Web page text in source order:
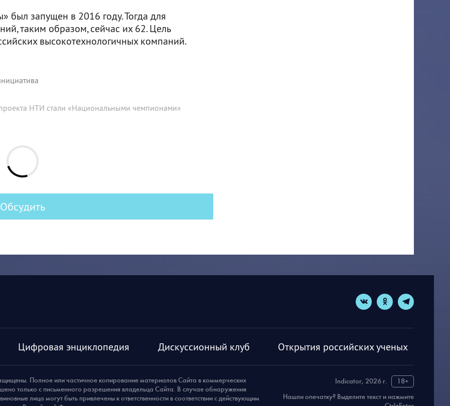
был запущен в 2016 году. Тогда для
таким образом, сейчас их 62. Цель
высокотехнологичных компаний.
НТИ стали «Национальными чемпионами»
Обсудить
Цифровая энциклопедия Дискуссионный клуб Открытия российских ученых
Indicator, 2026 г.
18+
Нашли опечатку? Выделите текст и нажмите
Полное или частичное копирование материалов Сайта в коммерческих
только с письменного разрешения владельца Сайта. В случае обнаружения
лица могут быть привлечены к ответственности в соответствии с действующим